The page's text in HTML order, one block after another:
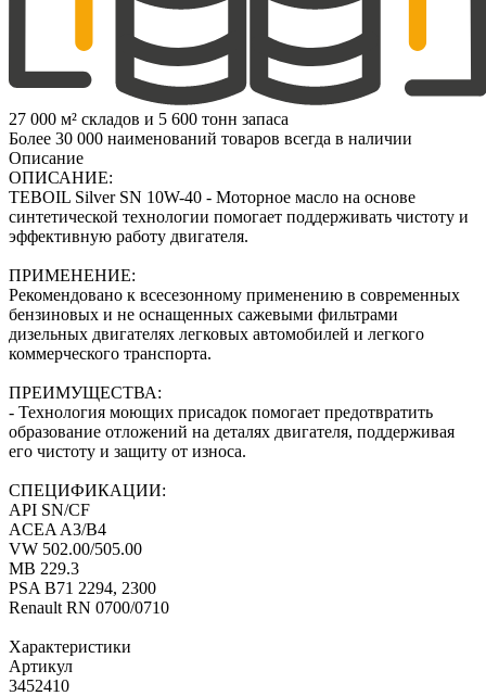
27 000 м² складов и 5 600 тонн запаса
Более 30 000 наименований товаров всегда в наличии
Описание
ОПИСАНИЕ:
TEBOIL Silver SN 10W-40 - Моторное масло на основе
синтетической технологии помогает поддерживать чистоту и
эффективную работу двигателя.
ПРИМЕНЕНИЕ:
Рекомендовано к всесезонному применению в современных
бензиновых и не оснащенных сажевыми фильтрами
дизельных двигателях легковых автомобилей и легкого
коммерческого транспорта.
ПРЕИМУЩЕСТВА:
- Технология моющих присадок помогает предотвратить
образование отложений на деталях двигателя, поддерживая
его чистоту и защиту от износа.
СПЕЦИФИКАЦИИ:
API SN/CF
ACEA A3/B4
VW 502.00/505.00
MB 229.3
PSA B71 2294, 2300
Renault RN 0700/0710
Характеристики
Артикул
3452410